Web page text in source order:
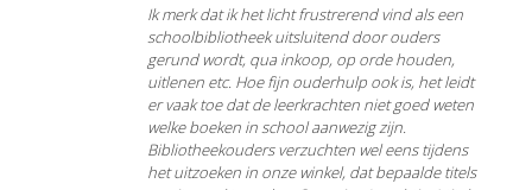
Ik merk dat ik het licht frustrerend vind als een
schoolbibliotheek uitsluitend door ouders
gerund wordt, qua inkoop, op orde houden,
uitlenen etc. Hoe fijn ouderhulp ook is, het leidt
er vaak toe dat de leerkrachten niet goed weten
welke boeken in school aanwezig zijn.
Bibliotheekouders verzuchten wel eens tijdens
het uitzoeken in onze winkel, dat bepaalde titels